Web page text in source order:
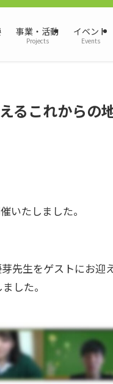
事業・活動
Projects
イベント
Events
るこれからの
いたしました。
先生をゲストにお迎
した。